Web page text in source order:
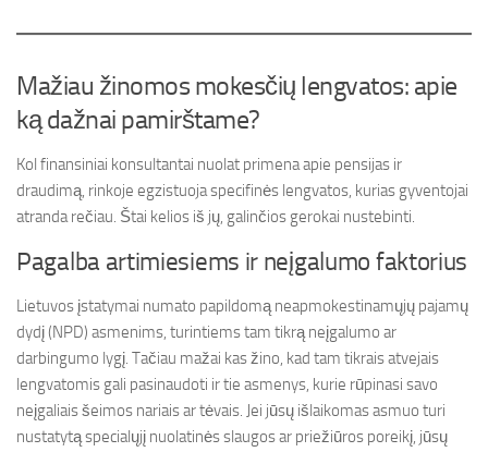
Mažiau žinomos mokesčių lengvatos: apie
ką dažnai pamirštame?
Kol finansiniai konsultantai nuolat primena apie pensijas ir
draudimą, rinkoje egzistuoja specifinės lengvatos, kurias gyventojai
atranda rečiau. Štai kelios iš jų, galinčios gerokai nustebinti.
Pagalba artimiesiems ir neįgalumo faktorius
Lietuvos įstatymai numato papildomą neapmokestinamųjų pajamų
dydį (NPD) asmenims, turintiems tam tikrą neįgalumo ar
darbingumo lygį. Tačiau mažai kas žino, kad tam tikrais atvejais
lengvatomis gali pasinaudoti ir tie asmenys, kurie rūpinasi savo
neįgaliais šeimos nariais ar tėvais. Jei jūsų išlaikomas asmuo turi
nustatytą specialųjį nuolatinės slaugos ar priežiūros poreikį, jūsų